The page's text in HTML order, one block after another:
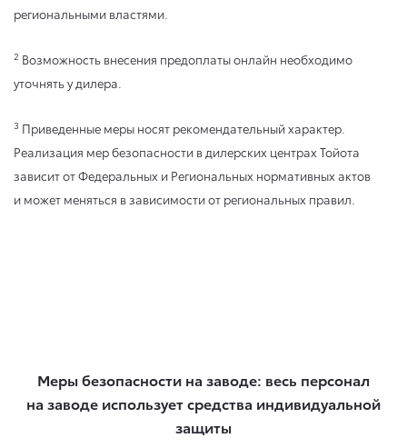
региональными властями.
2 Возможность внесения предоплаты онлайн необходимо
уточнять у дилера.
3 Приведенные меры носят рекомендательный характер.
Реализация мер безопасности в дилерских центрах Тойота
зависит от Федеральных и Региональных нормативных актов
и может меняться в зависимости от региональных правил.
Меры безопасности на заводе: весь персонал
на заводе использует средства индивидуальной
защиты